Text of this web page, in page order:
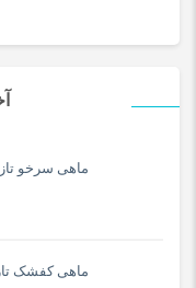
ماهی سرخو
ماهی کفشک